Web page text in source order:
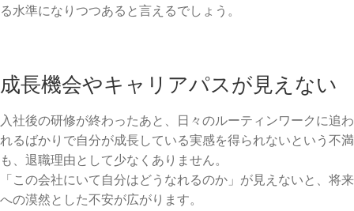
る水準になりつつあると言えるでしょう。
成長機会やキャリアパスが見えない
入社後の研修が終わったあと、日々のルーティンワークに追わ
れるばかりで自分が成長している実感を得られないという不満
も、退職理由として少なくありません。
「この会社にいて自分はどうなれるのか」が見えないと、将来
への漠然とした不安が広がります。